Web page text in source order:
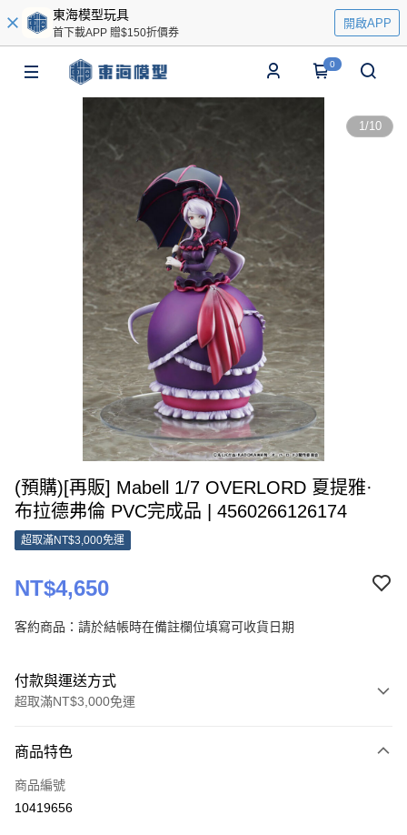
東海模型玩具
首下載APP 贈$150折價券
開啟APP
0
1/10
(預購)[再販] Mabell 1/7 OVERLORD 夏提雅·
布拉德弗倫 PVC完成品 | 4560266126174
超取滿NT$3,000免運
NT$4,650
客約商品：請於結帳時在備註欄位填寫可收貨日期
付款與運送方式
超取滿NT$3,000免運
信用卡一次付款
Apple Pay
商品特色
商品編號
10419656